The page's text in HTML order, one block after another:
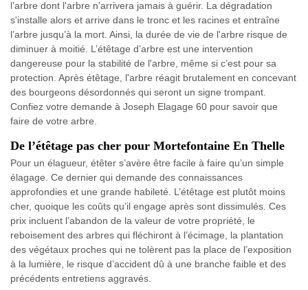
l’arbre dont l'arbre n'arrivera jamais à guérir. La dégradation
s'installe alors et arrive dans le tronc et les racines et entraîne
l’arbre jusqu’à la mort. Ainsi, la durée de vie de l'arbre risque de
diminuer à moitié. L’étêtage d’arbre est une intervention
dangereuse pour la stabilité de l'arbre, même si c’est pour sa
protection. Après étêtage, l'arbre réagit brutalement en concevant
des bourgeons désordonnés qui seront un signe trompant.
Confiez votre demande à Joseph Elagage 60 pour savoir que
faire de votre arbre.
De l’étêtage pas cher pour Mortefontaine En Thelle
Pour un élagueur, étêter s’avère être facile à faire qu’un simple
élagage. Ce dernier qui demande des connaissances
approfondies et une grande habileté. L’étêtage est plutôt moins
cher, quoique les coûts qu’il engage après sont dissimulés. Ces
prix incluent l’abandon de la valeur de votre propriété, le
reboisement des arbres qui fléchiront à l’écimage, la plantation
des végétaux proches qui ne tolèrent pas la place de l’exposition
à la lumière, le risque d’accident dû à une branche faible et des
précédents entretiens aggravés.